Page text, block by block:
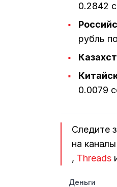
0.2842
рубль
0.0079
Следите
на каналы
, Threads
Деньги